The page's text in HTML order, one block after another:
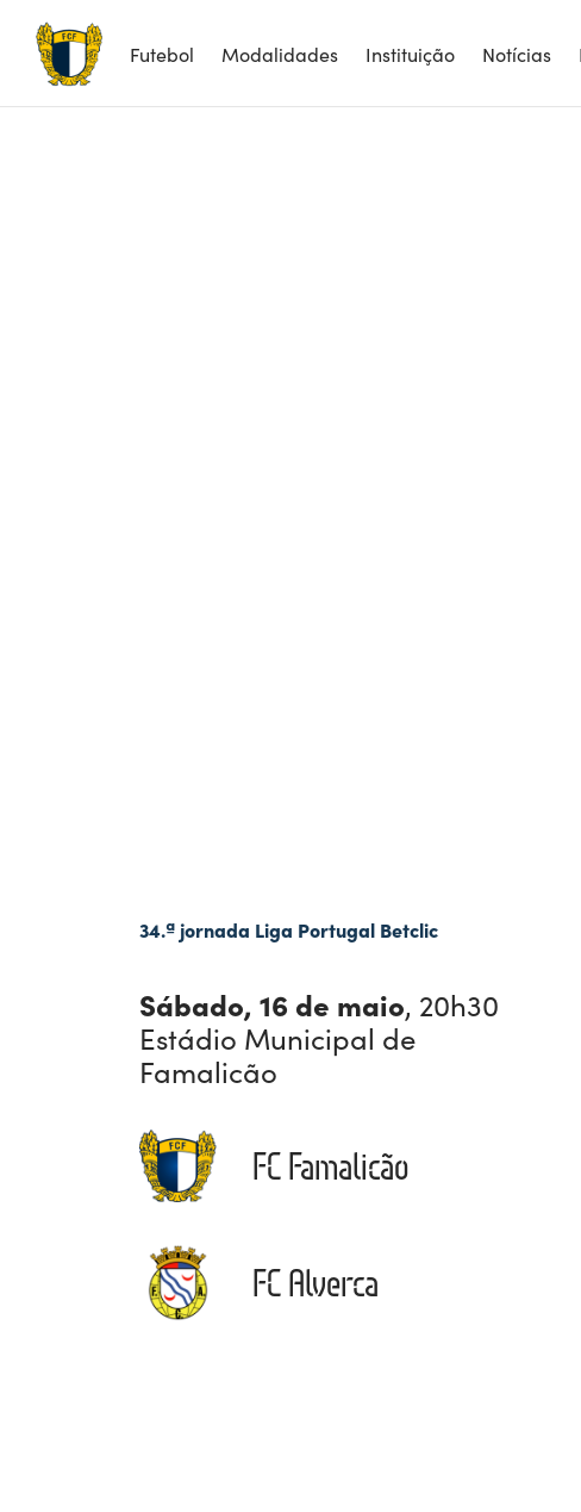
Futebol Modalidades Instituição Notícias
34.ª jornada Liga Portugal Betclic
Sábado, 16 de maio, 20h30
Estádio Municipal de
Famalicão
FC Famalicão
FC Alverca